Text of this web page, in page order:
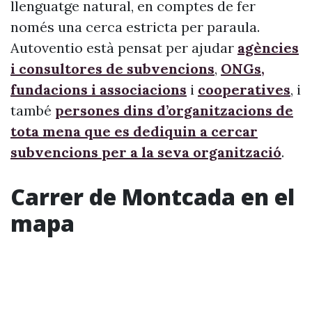
llenguatge natural, en comptes de fer
només una cerca estricta per paraula.
Autoventio està pensat per ajudar agències
i consultores de subvencions, ONGs,
fundacions i associacions i cooperatives, i
també persones dins d’organitzacions de
tota mena que es dediquin a cercar
subvencions per a la seva organització.
Carrer de Montcada en el
mapa